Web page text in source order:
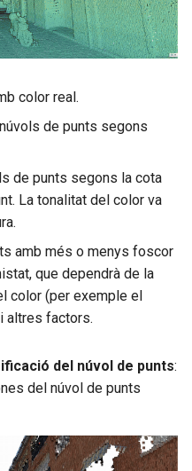
color real.
de punts segons
de punts segons la cota
La tonalitat del color va
amb més o menys foscor
que dependrà de la
color (per exemple el
altres factors.
del núvol de punts:
del núvol de punts